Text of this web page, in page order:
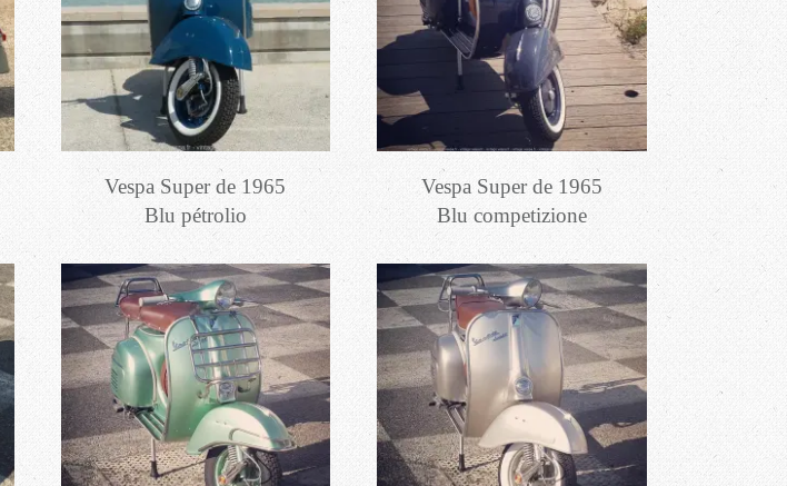
Vespa Super de 1965
Blu pétrolio
Vespa Super de 1965
Blu competizione